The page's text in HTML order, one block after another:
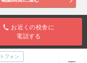
お近くの校舎に
電話する
フォン